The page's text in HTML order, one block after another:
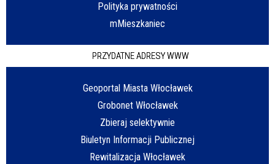
Polityka prywatności
mMieszkaniec
PRZYDATNE ADRESY WWW
Geoportal Miasta Włocławek
Grobonet Włocławek
Zbieraj selektywnie
Biuletyn Informacji Publicznej
Rewitalizacja Włocławek